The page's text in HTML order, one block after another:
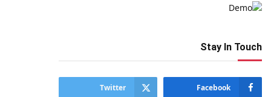
Stay In Touch
Facebook
Twitter